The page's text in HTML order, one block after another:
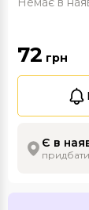
72 грн
Є в